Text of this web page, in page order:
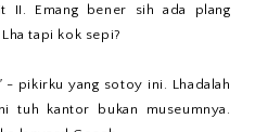
II. Emang bener sih ada plang
tapi kok sepi?
- pikirku yang sotoy ini. Lhadalah
tuh kantor bukan museumnya.